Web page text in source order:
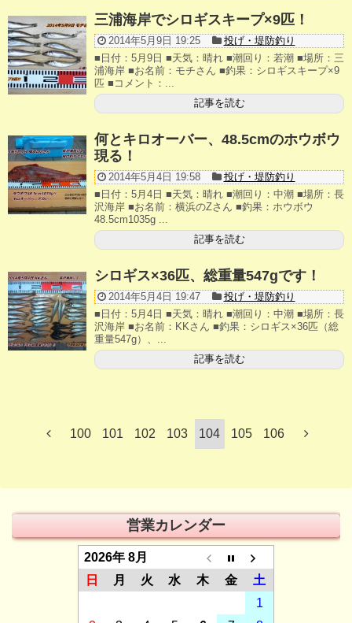
三浦海岸でシロギスキープ×9匹！
2014年5月9日 19:25
投げ・堤防釣り
■日付：5月9日 ■天気：晴れ ■潮回り：若潮 ■場所：三
浦海岸 ■お名前：モチさん ■釣果：シロギスキープ×9
匹 ■コメント：...
記事を読む
何とキロオーバー、48.5cmのホウボウ
現る！
2014年5月4日 19:58
投げ・堤防釣り
■日付：5月4日 ■天気：晴れ ■潮回り：中潮 ■場所：長
沢海岸 ■お名前：横浜のZさん ■釣果：ホウボウ
48.5cm1035g ...
記事を読む
シロギス×36匹、総重量547gです！
2014年5月4日 19:47
投げ・堤防釣り
■日付：5月4日 ■天気：晴れ ■潮回り：中潮 ■場所：長
沢海岸 ■お名前：KKさん ■釣果：シロギス×36匹（総
重量547g）、...
記事を読む
100 101 102 103 104 105 106
営業カレンダー
2026年 8月
日
月 火 水 木 金
土
1